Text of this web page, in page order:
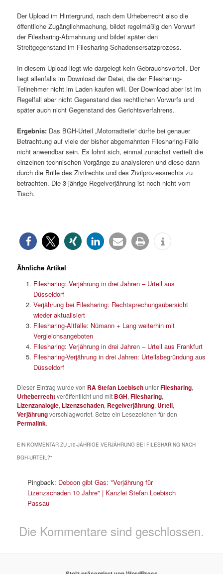
Der Upload im Hintergrund, nach dem Urheberrecht also die
öffentliche Zugänglichmachung, bildet regelmäßig den Vorwurf
der Filesharing-Abmahnung und bildet später den
Streitgegenstand im Filesharing-Schadensersatzprozess.
In diesem Upload liegt wie dargelegt kein Gebrauchsvorteil. Der
liegt allenfalls im Download der Datei, die der Filesharing-
Teilnehmer nicht im Laden kaufen will. Der Download aber ist im
Regelfall aber nicht Gegenstand des rechtlichen Vorwurfs und
später auch nicht Gegenstand des Gerichtsverfahrens.
Ergebnis: Das BGH-Urteil „Motorradteile“ dürfte bei genauer
Betrachtung auf viele der bisher abgemahnten Filesharing-Fälle
nicht anwendbar sein. Es lohnt sich, einmal zunächst vertieft die
einzelnen technischen Vorgänge zu analysieren und diese dann
durch die Brille des Zivilrechts und des Zivilprozessrechts zu
betrachten. Die 3-jährige Regelverjährung ist noch nicht vom
Tisch.
Ähnliche Artikel
Filesharing: Verjährung in drei Jahren – Urteil aus
Düsseldorf
Verjährung bei Filesharing: Rechtsprechungsübersicht
wieder aktualisiert
Filesharing-Altfälle: Nümann + Lang weiterhin mit
Vergleichsangeboten
Filesharing: Verjährung in drei Jahren – Urteil aus Frankfurt
Filesharing-Verjährung in drei Jahren: Urteilsbegründung aus
Düsseldorf
Dieser Eintrag wurde von RA Stefan LoebischunterFilesharing,
Urheberrechtveröffentlicht und mit BGH,Filesharing,
Lizenzanalogie, Lizenzschaden, Regelverjährung, Urteil,
Verjährungverschlagwortet. Setze ein Lesezeichen für den
Permalink.
EIN KOMMENTAR ZU „10-JÄHRIGE VERJÄHRUNG BEI FILESHARING NACH
BGH-URTEIL?“
Pingback: Debcon gibt Gas: "Verjährung für
Lizenzschaden 10 Jahre" | Kanzlei Stefan Loebisch
Passau
Die Kommentare sind geschlossen.